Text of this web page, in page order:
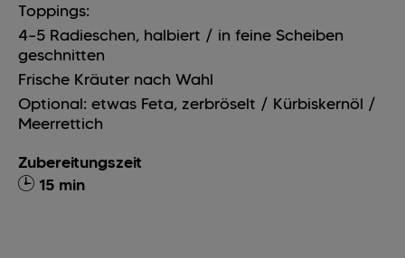
Toppings:
4–5 Radieschen, halbiert / in feine Scheiben
geschnitten
Frische Kräuter nach Wahl
Optional: etwas Feta, zerbröselt / Kürbiskernöl /
Meerrettich
Zubereitungszeit
15 min